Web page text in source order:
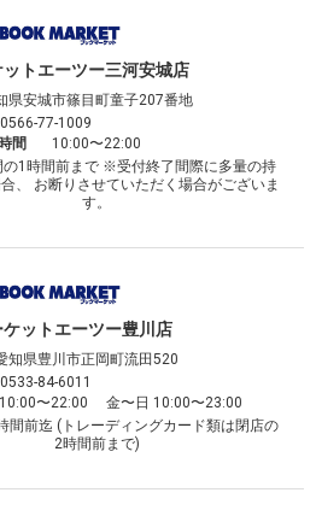
トエーツー三河安城店
県安城市篠目町童子207番地
0566-77-1009
間
10:00〜22:00
の1時間前まで ※受付終了間際に多量の持
、 お断りさせていただく場合がございま
す。
ットエーツー豊川店
知県豊川市正岡町流田520
0533-84-6011
10:00〜22:00 金〜日 10:00〜23:00
間前迄 (トレーディングカード類は閉店の
2時間前まで)